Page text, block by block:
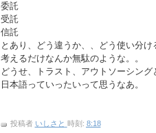
委託
受託
信託
とあり、どう違うか、、どう使い分け
考えるだけなんか無駄のような。。
どうせ、トラスト、アウトソーシング
日本語っていったいって思うなあ。
投稿者 いしさと 時刻: 8:18